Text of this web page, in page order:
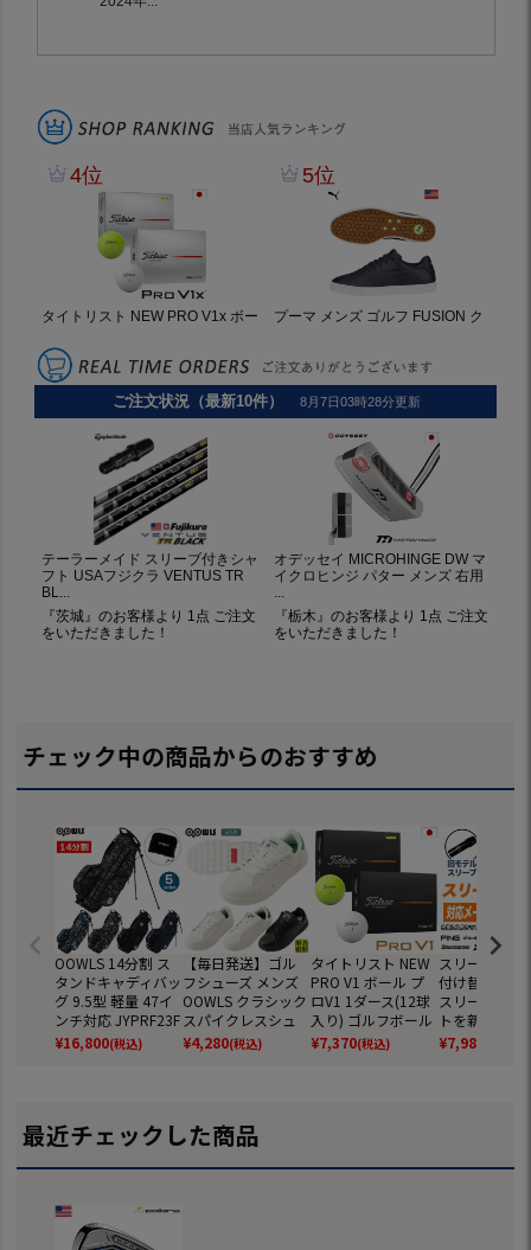
チェック中の商品からのおすすめ
OOWLS 14分割 ス
タンドキャディバッ
グ 9.5型 軽量 47イ
ンチ対応 JYPRF23F
SB 【JYPER'Sオリ
ジナル商品】
¥16,800(税込)
【毎日発送】ゴル
フシューズ メンズ
OOWLS クラシック
スパイクレスシュ
ーズ JYPRF003 ス
パイクレスシューズ
f 防水 靴 グッズ お
しゃれ スパイクレ
スゴルフシューズ
¥4,280(税込)
タイトリスト NEW
PRO V1 ボール プ
ロV1 1ダース(12球
入り) ゴルフボール
2025年モデル TITL
EIST 日本正規品
¥7,370(税込)
スリーブ交換
付け替え お持
スリーブ付き
トを新たにご
スリーブへ付
ます 各メー
¥7,980
最近チェックした商品